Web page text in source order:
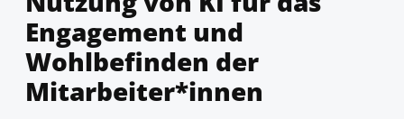
Engagement und
Wohlbefinden der
Mitarbeiter*innen